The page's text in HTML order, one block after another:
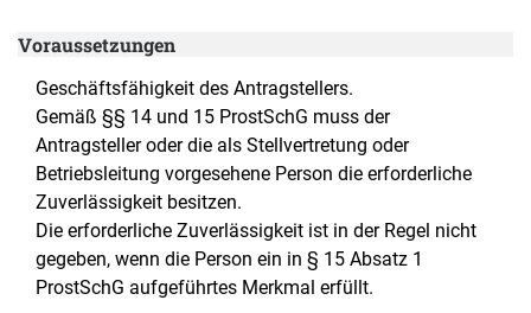
Voraussetzungen
Geschäftsfähigkeit des Antragstellers.
Gemäß §§ 14 und 15 ProstSchG muss der
Antragsteller oder die als Stellvertretung oder
Betriebsleitung vorgesehene Person die erforderliche
Zuverlässigkeit besitzen.
Die erforderliche Zuverlässigkeit ist in der Regel nicht
gegeben, wenn die Person ein in § 15 Absatz 1
ProstSchG aufgeführtes Merkmal erfüllt.